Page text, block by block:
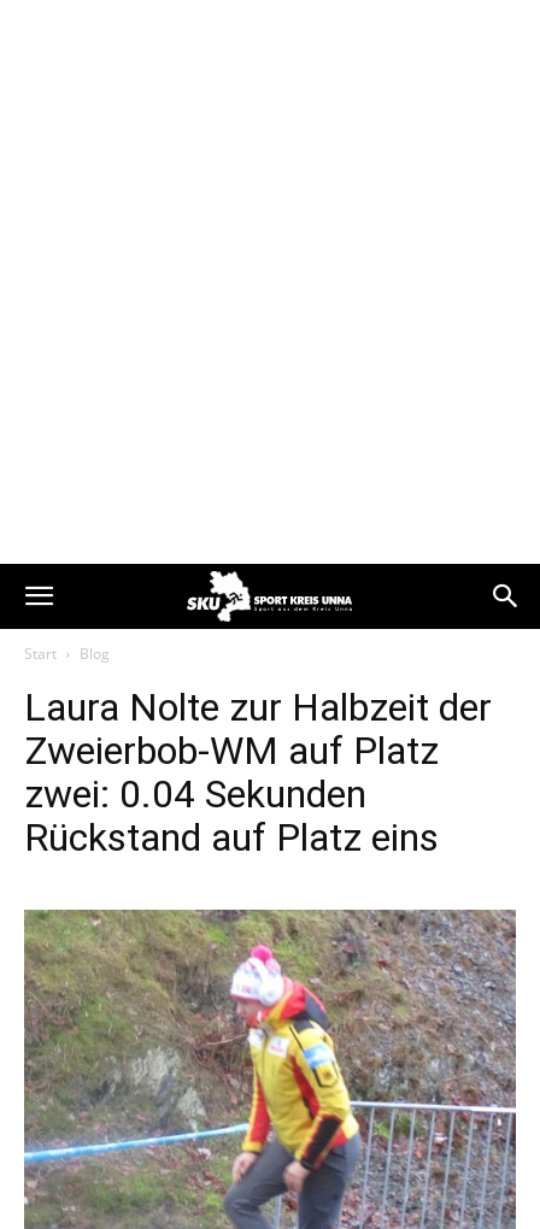
Start Blog
Laura Nolte zur Halbzeit der
Zweierbob-WM auf Platz
zwei: 0.04 Sekunden
Rückstand auf Platz eins